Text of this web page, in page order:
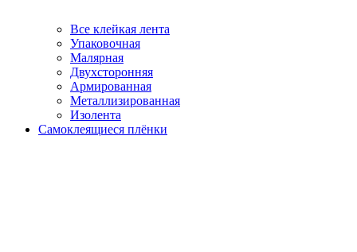
Все клейкая лента
Упаковочная
Малярная
Двухсторонняя
Армированная
Металлизированная
Изолента
Самоклеящиеся плёнки